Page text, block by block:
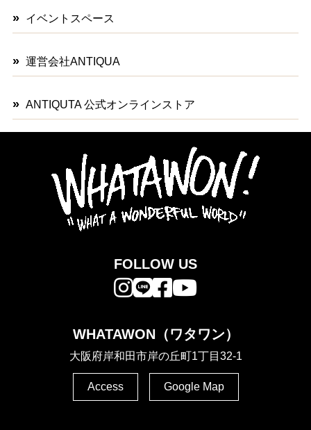
イベントスペース
運営会社ANTIQUA
ANTIQUTA 公式オンラインストア
FOLLOW US
WHATAWON（ワタワン）
大阪府岸和田市岸の丘町1丁目32-1
Access Google Map